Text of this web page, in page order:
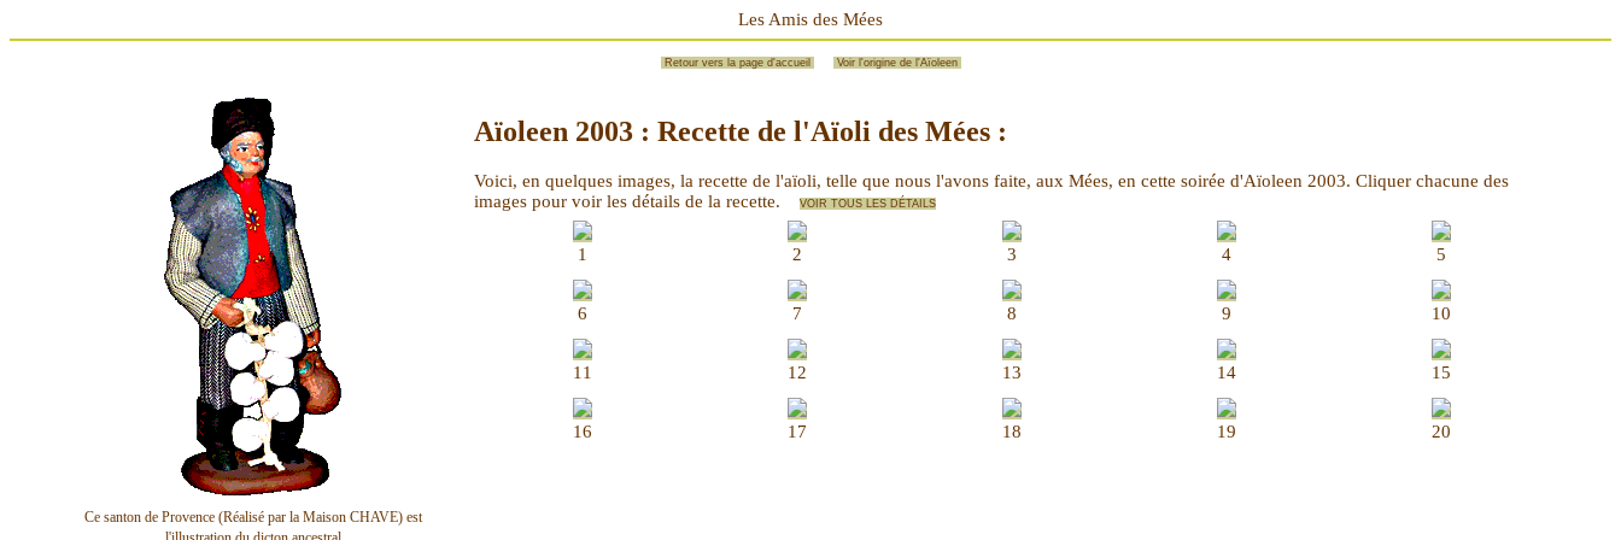
Les Amis des Mées
Retour vers la page d'accueil Voir l'origine de l'Aïoleen
Ce santon de Provence (Réalisé par la Maison CHAVE) est
Aïoleen 2003 : Recette de l'Aïoli des Mées :
Voici, en quelques images, la recette de l'aïoli, telle que nous l'avons faite, aux Mées, en cette soirée d'Aïoleen 2003. Cliquer chacune des
images pour voir les détails de la recette.
VOIR TOUS LES DÉTAILS
1 2 3 4 5
6 7 8 9 10
11 12 13 14 15
16 17 18 19 20